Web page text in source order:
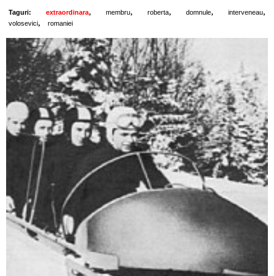
Taguri: extraordinara, membru, roberta, domnule, interveneau,
volosevici, romaniei